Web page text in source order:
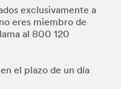
exclusivamente a
eres miembro de
al 800 120
el plazo de un día